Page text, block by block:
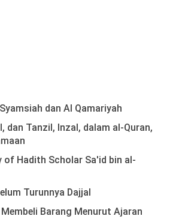
dan Al Qamariyah
dan Tanzil, Inzal, dalam al-Quran,
of Hadith Scholar Sa'id bin al-
Turunnya Dajjal
Barang Menurut Ajaran